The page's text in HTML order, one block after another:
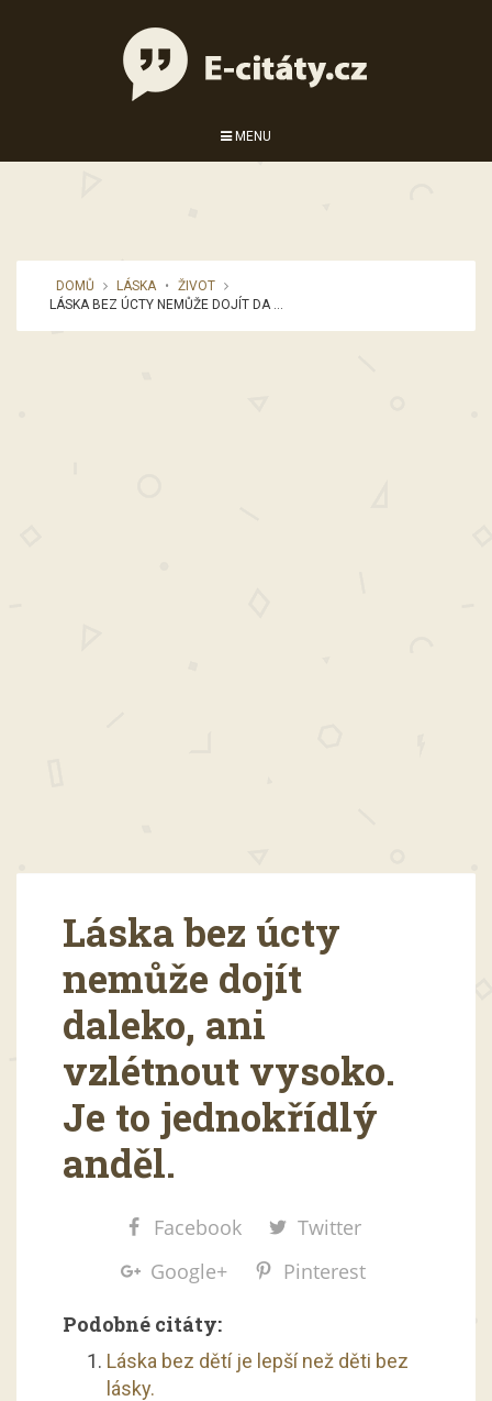
MENU
DOMŮ LÁSKA •
ŽIVOT
LÁSKA BEZ ÚCTY NEMŮŽE DOJÍT DA ...
Láska bez úcty
nemůže dojít
daleko, ani
vzlétnout vysoko.
Je to jednokřídlý
anděl.
Facebook
Twitter
Google+
Pinterest
Podobné citáty:
Láska bez dětí je lepší než děti bez
lásky.